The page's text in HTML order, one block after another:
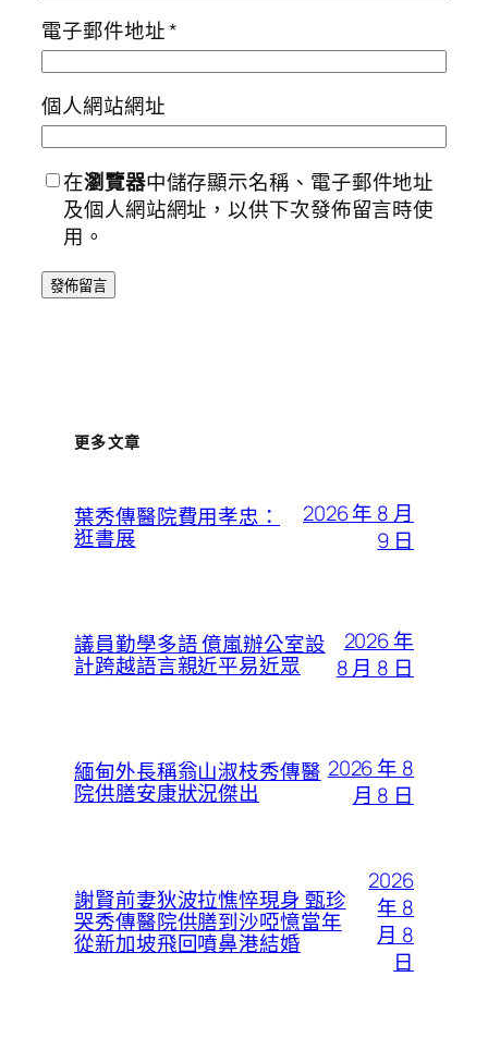
電子郵件地址*
個人網站網址
在瀏覽器中儲存顯示名稱、電子郵件地址
及個人網站網址，以供下次發佈留言時使
用。
更多文章
葉秀傳醫院費用孝忠：
逛書展
2026 年 8 月
9 日
議員勤學多語 億嵐辦公室設
計跨越語言親近平易近眾
2026 年
8 月 8 日
緬甸外長稱翁山淑枝秀傳醫
院供膳安康狀況傑出
2026 年 8
月 8 日
謝賢前妻狄波拉憔悴現身 甄珍
哭秀傳醫院供膳到沙啞憶當年
從新加坡飛回噴鼻港結婚
2026
年 8
月 8
日